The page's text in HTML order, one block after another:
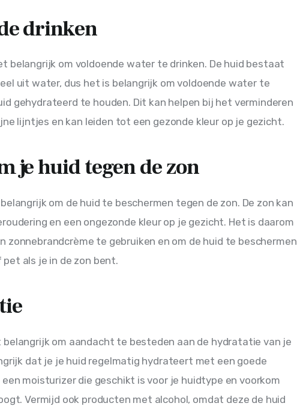
drinken
belangrijk om voldoende water te drinken. De huid bestaat
uit water, dus het is belangrijk om voldoende water te
gehydrateerd te houden. Dit kan helpen bij het verminderen
lijntjes en kan leiden tot een gezonde kleur op je gezicht.
je huid tegen de zon
om de huid te beschermen tegen de zon. De zon kan
en een ongezonde kleur op je gezicht. Het is daarom
zonnebrandcrème te gebruiken en om de huid te beschermen
als je in de zon bent.
belangrijk om aandacht te besteden aan de hydratatie van je
dat je je huid regelmatig hydrateert met een goede
een moisturizer die geschikt is voor je huidtype en voorkom
Vermijd ook producten met alcohol, omdat deze de huid